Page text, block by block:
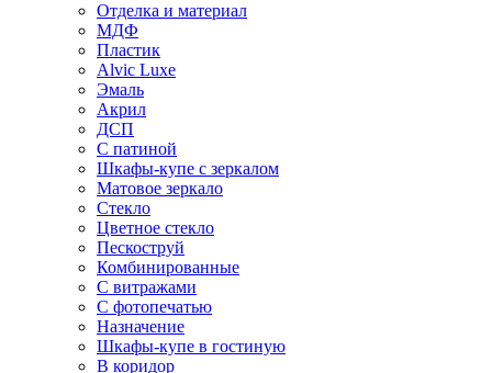
Отделка и материал
МДФ
Пластик
Alvic Luxe
Эмаль
Акрил
ДСП
С патиной
Шкафы-купе с зеркалом
Матовое зеркало
Стекло
Цветное стекло
Пескоструй
Комбинированные
С витражами
С фотопечатью
Назначение
Шкафы-купе в гостиную
В коридор